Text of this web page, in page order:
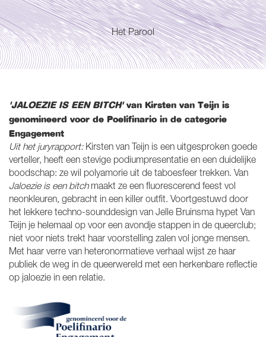
Het Parool
'JALOEZIE IS EEN BITCH'van Kirsten van Teijn is
genomineerd voor de Poelifinario in de categorie
Engagement
Uit het juryrapport:Kirsten van Teijn is een uitgesproken goede
verteller, heeft een stevige podiumpresentatie en een duidelijke
boodschap: ze wil polyamorie uit de taboesfeer trekken. Van
Jaloezie is een bitchmaakt ze een fluorescerend feest vol
neonkleuren, gebracht in een killer outfit. Voortgestuwd door
het lekkere techno-sounddesign van Jelle Bruinsma hypet Van
Teijn je helemaal op voor een avondje stappen in de queerclub;
niet voor niets trekt haar voorstelling zalen vol jonge mensen.
Met haar verre van heteronormatieve verhaal wijst ze haar
publiek de weg in de queerwereld met een herkenbare reflectie
op jaloezie in een relatie.